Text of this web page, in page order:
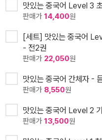
맛있는 중국어 Level 3
판매가 14,400원
[세트] 맛있는 중국어
- 전2권
판매가 22,050원
맛있는 중국어 간체자 -
판매가 8,550원
맛있는 중국어 Level 2
판매가 13,500원